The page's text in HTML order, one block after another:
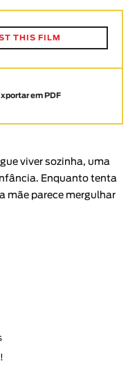
THIS FILM
em PDF
viver sozinha, uma
Enquanto tenta
mãe parece mergulhar